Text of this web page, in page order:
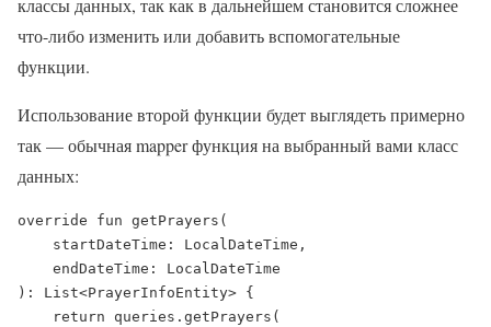
что-либо изменить или добавить вспомогательные
функции.
Использование второй функции будет выглядеть примерно
так — обычная mapper функция на выбранный вами класс
данных:
override fun getPrayers(
): List<PrayerInfoEntity> {